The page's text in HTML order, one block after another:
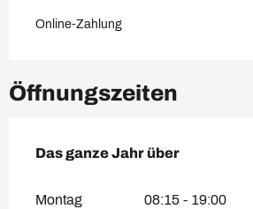
Online-Zahlung
Öffnungszeiten
Das ganze Jahr über
Das ganze Jahr über
Montag 08:15 - 19:00